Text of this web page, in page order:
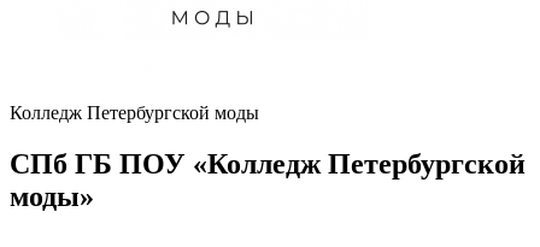
Колледж Петербургской моды
СПб ГБ ПОУ «Колледж Петербургской
моды»